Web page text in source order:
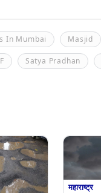
In Mumbai Masjid
Satya Pradhan
महाराष्ट्र